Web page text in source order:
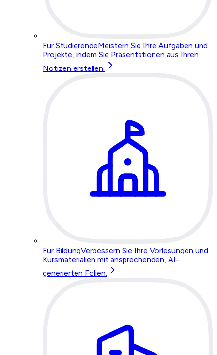
Für StudierendeMeistern Sie Ihre Aufgaben und
Projekte, indem Sie Präsentationen aus Ihren
Notizen erstellen.
Für BildungVerbessern Sie Ihre Vorlesungen und
Kursmaterialien mit ansprechenden, AI-
generierten Folien.